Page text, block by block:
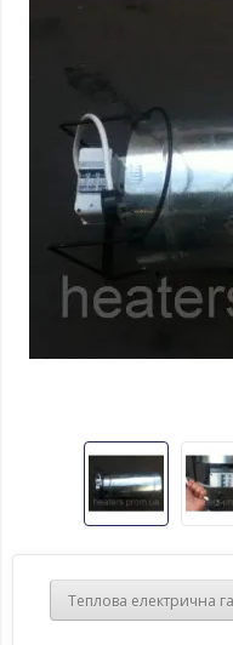
Теплова електрична